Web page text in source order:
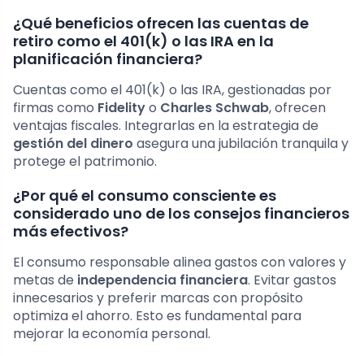
¿Qué beneficios ofrecen las cuentas de
retiro como el 401(k) o las IRA en la
planificación financiera?
Cuentas como el 401(k) o las IRA, gestionadas por
firmas como Fidelityo Charles Schwab, ofrecen
ventajas fiscales. Integrarlas en la estrategia de
gestión del dinero asegura una jubilación tranquila y
protege el patrimonio.
¿Por qué el consumo consciente es
considerado uno de los consejos financieros
más efectivos?
El consumo responsable alinea gastos con valores y
metas de independencia financiera. Evitar gastos
innecesarios y preferir marcas con propósito
optimiza el ahorro. Esto es fundamental para
mejorar la economía personal.